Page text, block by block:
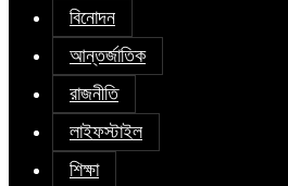
বিনোদন
আন্তর্জাতিক
রাজনীতি
লাইফস্টাইল
শিক্ষা